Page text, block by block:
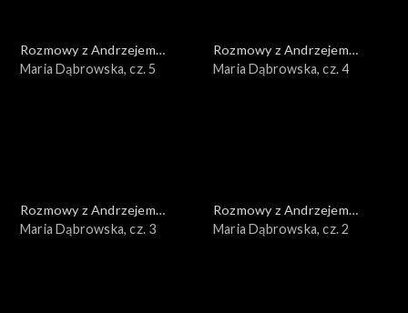
Rozmowy z Andrzejem
Doboszem
Maria Dąbrowska, cz. 5
Rozmowy z Andrzejem
Doboszem
Maria Dąbrowska, cz. 4
Rozmowy z Andrzejem
Doboszem
Maria Dąbrowska, cz. 3
Rozmowy z Andrzejem
Doboszem
Maria Dąbrowska, cz. 2